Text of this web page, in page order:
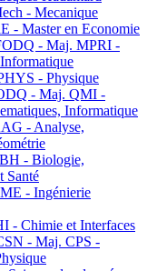
- Mecanique
- Master en Economie
- Maj. MPRI -
- Physique
- Maj. QMI -
Informatique
- Analyse,
- Biologie,
Santé
- Ingénierie
- Chimie et Interfaces
- Maj. CPS -